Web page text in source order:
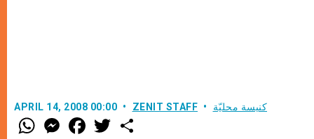
APRIL 14, 2008 00:00 ZENIT STAFF كنيسة محليّة
W
h
M
e
F
a w